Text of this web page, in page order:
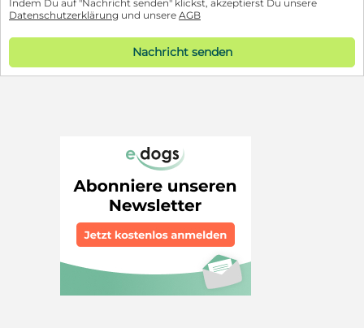
Indem Du auf "Nachricht senden" klickst, akzeptierst Du unsere
Datenschutzerklärung und unsere AGB
Nachricht senden